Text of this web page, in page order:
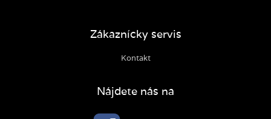
Zákaznícky servis
Kontakt
Nájdete nás na